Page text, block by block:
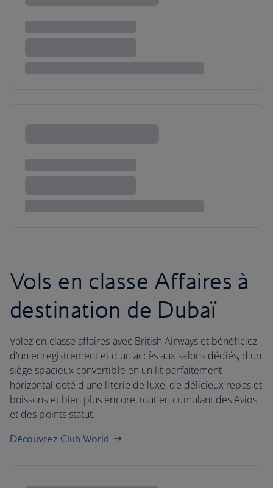
Vols en classe Affaires à
destination de Dubaï
Volez en classe affaires avec British Airways et bénéficiez
d'un enregistrement et d'un accès aux salons dédiés, d'un
siège spacieux convertible en un lit parfaitement
horizontal doté d'une literie de luxe, de délicieux repas et
boissons et bien plus encore, tout en cumulant des Avios
et des points statut.
Découvrez Club World